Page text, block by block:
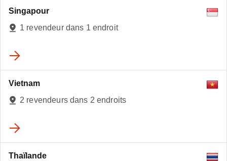
Singapour
1 revendeur dans 1 endroit
Vietnam
2 revendeurs dans 2 endroits
Thaïlande